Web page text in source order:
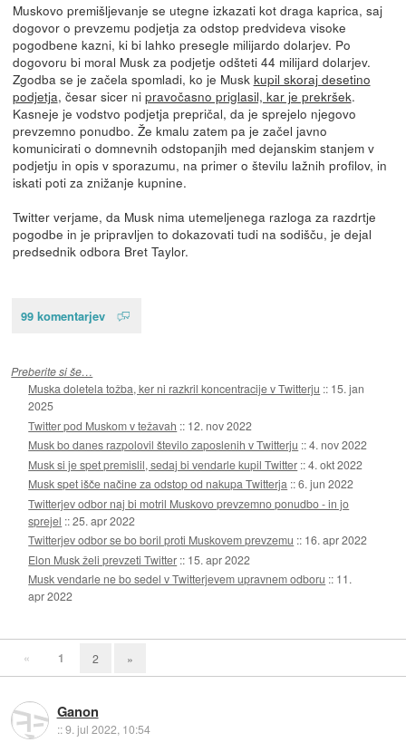
Muskovo premišljevanje se utegne izkazati kot draga kaprica, saj
dogovor o prevzemu podjetja za odstop predvideva visoke
pogodbene kazni, ki bi lahko presegle milijardo dolarjev. Po
dogovoru bi moral Musk za podjetje odšteti 44 milijard dolarjev.
Zgodba se je začela spomladi, ko je Musk kupil skoraj desetino
podjetja, česar sicer ni pravočasno priglasil, kar je prekršek.
Kasneje je vodstvo podjetja prepričal, da je sprejelo njegovo
prevzemno ponudbo. Že kmalu zatem pa je začel javno
komunicirati o domnevnih odstopanjih med dejanskim stanjem v
podjetju in opis v sporazumu, na primer o številu lažnih profilov, in
iskati poti za znižanje kupnine.
Twitter verjame, da Musk nima utemeljenega razloga za razdrtje
pogodbe in je pripravljen to dokazovati tudi na sodišču, je dejal
predsednik odbora Bret Taylor.
99 komentarjev
Preberite si še…
Muska doletela tožba, ker ni razkril koncentracije v Twitterju :: 15. jan
2025
Twitter pod Muskom v težavah :: 12. nov 2022
Musk bo danes razpolovil število zaposlenih v Twitterju ::4. nov 2022
Musk si je spet premislil, sedaj bi vendarle kupil Twitter ::4. okt 2022
Musk spet išče načine za odstop od nakupa Twitterja ::6. jun 2022
Twitterjev odbor naj bi motril Muskovo prevzemno ponudbo - in jo
sprejel ::25. apr 2022
Twitterjev odbor se bo boril proti Muskovem prevzemu :: 16. apr 2022
Elon Musk želi prevzeti Twitter :: 15. apr 2022
Musk vendarle ne bo sedel v Twitterjevem upravnem odboru :: 11.
apr 2022
« 1 2 »
Ganon
::9. jul 2022, 10:54